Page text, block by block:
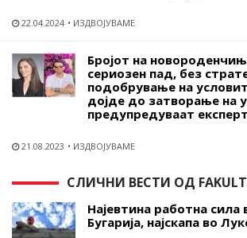
22.04.2024 ИЗДВОЈУВАМЕ
Бројот на
сериозен пад, без
подобрување на
дојде до затворање на
предупредуваат
21.08.2023 ИЗДВОЈУВАМЕ
СЛИЧНИ ВЕСТИ ОД
Најевтина работна сила
Бугарија, најскапа во